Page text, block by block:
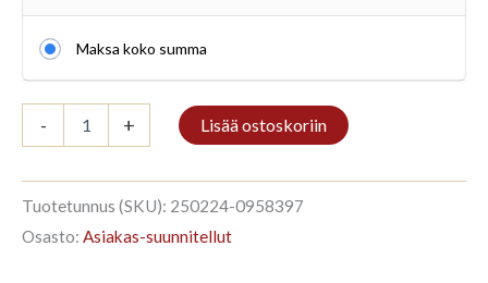
Maksa koko summa
-
3/3
Toonimata
õli
+ Lisää ostoskoriin
Tuotetunnus (SKU): 250224-0958397
Osasto: Asiakas-suunnitellut